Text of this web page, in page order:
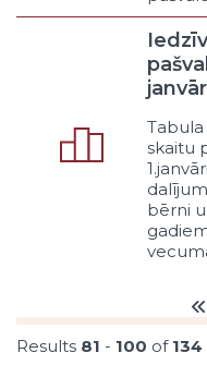
Citi
ceļu
skaitu
bērni
Results 81 - 100 of 134